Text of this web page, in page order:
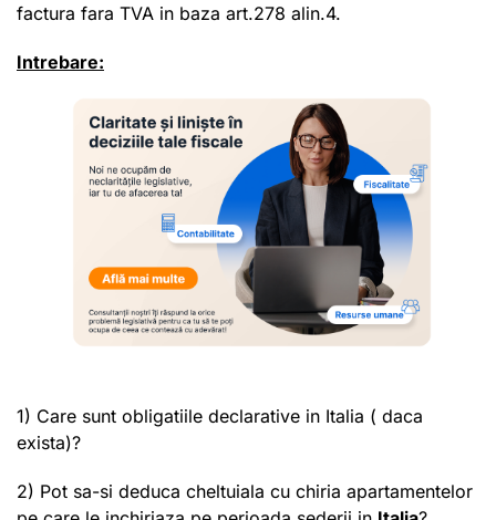
factura fara TVA in baza art.278 alin.4.
Intrebare:
1) Care sunt obligatiile declarative in Italia ( daca
exista)?
2) Pot sa-si deduca cheltuiala cu chiria apartamentelor